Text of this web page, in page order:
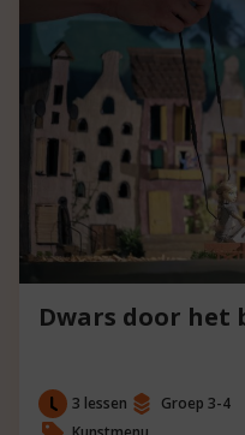
Dwars door het
3 lessen
Groep 3-4